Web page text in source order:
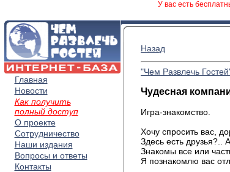
У вас есть
Главная
Новости
Как получить
полный доступ
О проекте
Сотрудничество
Наши издания
Вопросы и ответы
Контакты
Назад
"Чем Развлечь
Чудесная
Игра-знакомство.
Хочу спросить вас,
Здесь есть друзья?..
Знакомы все или
Я познакомлю вас